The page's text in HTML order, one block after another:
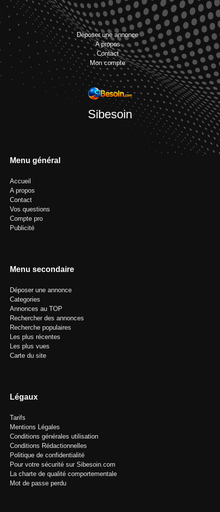
Déposer une annonce
A propos
Contact
Mon compte
Sibesoin
Menu général
Accueil
A propos
Contact
Vos questions
Compte pro
Publicité
Menu secondaire
Déposer une annonce
Categories
Annonces au TOP
Rechercher des annonces
Recherche populaires
Les plus récentes
Les plus vues
Carte du site
Légaux
Tarifs
Mentions Légales
Conditions générales utilisation
Conditions Rédactionnelles
Politique de confidentialité
Pour votre sécurité sur Sibesoin.com
La charte de qualité comportementale
Mot de passe perdu